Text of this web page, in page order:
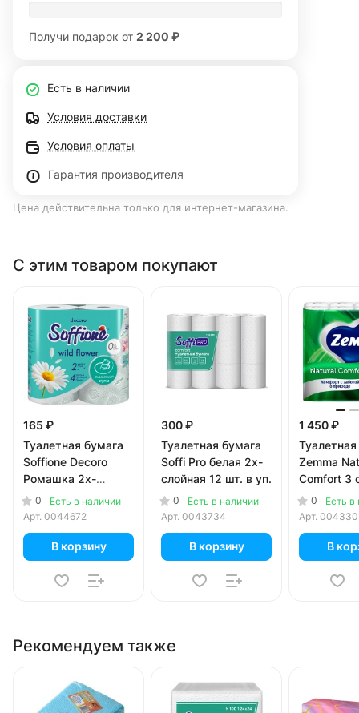
Получи подарок от 2 200 ₽
Есть в наличии
Условия доставки
Условия оплаты
Гарантия производителя
Цена действительна только для интернет-магазина.
С этим товаром покупают
165 ₽
Туалетная бумага
Soffione Decoro
Ромашка 2х-
слойная (4 шт)
0
Есть в наличии
Арт. 0044672
В корзину
300 ₽
Туалетная бумага
Soffi Pro белая 2х-
слойная 12 шт. в уп.
0
Есть в наличии
Арт. 0043734
В корзину
1 450 ₽
Zemma
Comfort 3
шт)
0
Есть в
Арт.
В
Рекомендуем также